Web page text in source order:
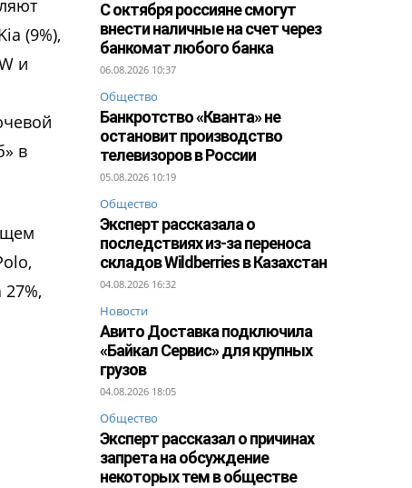
(9%),
и
в
С октября россияне смогут
внести наличные на счет через
банкомат любого банка
06.08.2026 10:37
Общество
Банкротство «Кванта» не
остановит производство
телевизоров в России
05.08.2026 10:19
Общество
Эксперт рассказала о
последствиях из-за переноса
складов Wildberries в Казахстан
04.08.2026 16:32
Новости
Авито Доставка подключила
«Байкал Сервис» для крупных
грузов
04.08.2026 18:05
Общество
Эксперт рассказал о причинах
запрета на обсуждение
некоторых тем в обществе